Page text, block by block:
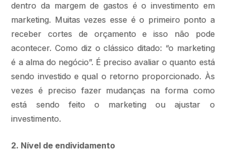
dentro da margem de gastos é o investimento em
marketing. Muitas vezes esse é o primeiro ponto a
receber cortes de orçamento e isso não pode
acontecer. Como diz o clássico ditado: “o marketing
é a alma do negócio”. É preciso avaliar o quanto está
sendo investido e qual o retorno proporcionado. Às
vezes é preciso fazer mudanças na forma como
está sendo feito o marketing ou ajustar o
investimento.
2. Nível de endividamento